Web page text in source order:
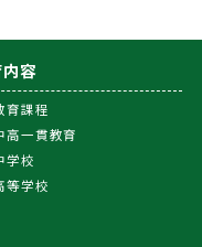
容
育課程
高一貫教育
学校
等学校